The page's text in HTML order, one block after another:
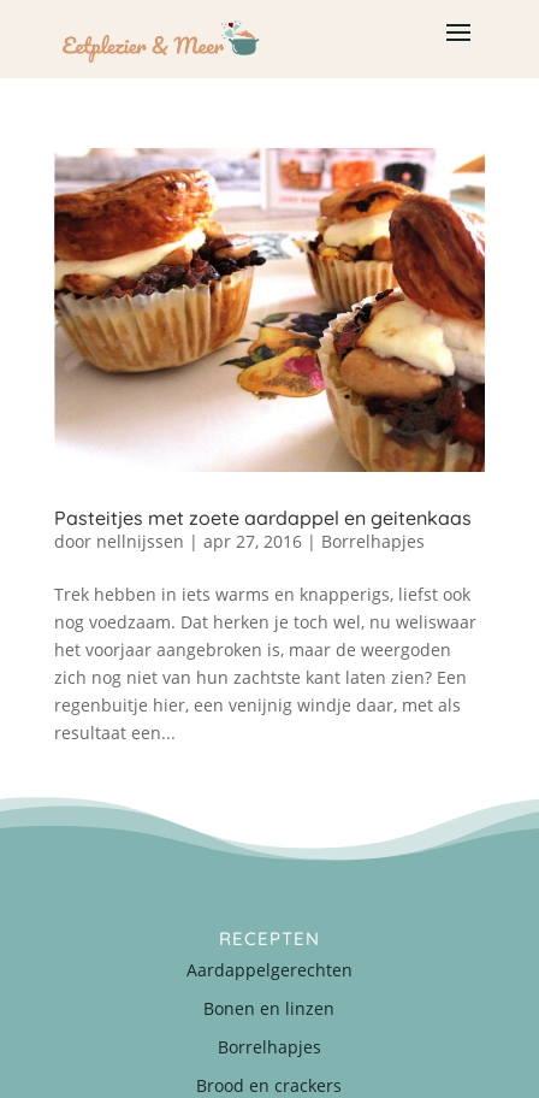
Pasteitjes met zoete aardappel en geitenkaas
door nellnijssen | apr 27, 2016| Borrelhapjes
Trek hebben in iets warms en knapperigs, liefst ook
nog voedzaam. Dat herken je toch wel, nu weliswaar
het voorjaar aangebroken is, maar de weergoden
zich nog niet van hun zachtste kant laten zien? Een
regenbuitje hier, een venijnig windje daar, met als
resultaat een...
RECEPTEN
Aardappelgerechten
Bonen en linzen
Borrelhapjes
Brood en crackers